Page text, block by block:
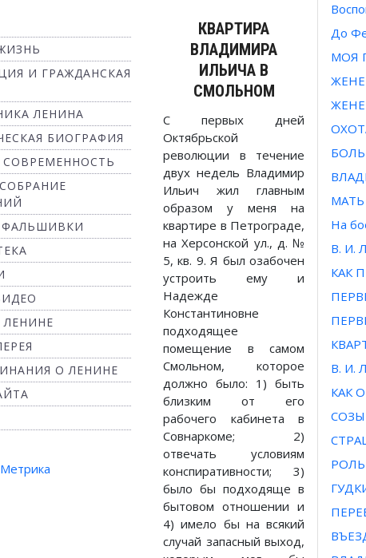
И ГРАЖДАНСКАЯ
ЛЕНИНА
БИОГРАФИЯ
О ЛЕНИНЕ
До
МОЯ
На
В. И.
КАК
В. И.
КАК
КВАРТИРА
ВЛАДИМИРА
ИЛЬИЧА В
СМОЛЬНОМ
С первых дней
Октябрьской
революции в течение
двух недель Владимир
Ильич жил главным
образом у меня на
квартире в Петрограде,
на Херсонской ул., д. №
5, кв. 9. Я был озабочен
устроить ему и
Надежде
Константиновне
подходящее
помещение в самом
Смольном, которое
должно было: 1) быть
близким от его
рабочего кабинета в
Совнаркоме; 2)
отвечать условиям
конспиративности; 3)
было бы подходяще в
бытовом отношении и
4) имело бы на всякий
случай запасный выход,